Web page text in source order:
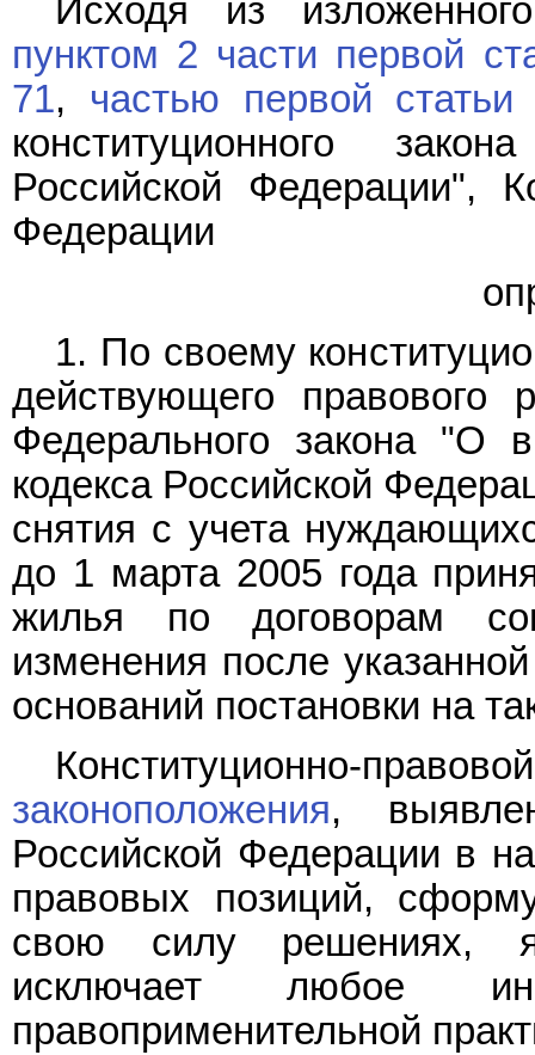
Исходя из
пунктом 2 части первой
71, частью первой статьи
конституционного
Российской Федерации",
Федерации
1. По своему
действующего правового
Федерального закона "О
кодекса Российской
снятия с учета
до 1 марта 2005 года
жилья по договорам
изменения после
оснований постановки на
Конституционно-
законоположения,
Российской Федерации в
правовых позиций,
свою силу решениях,
исключает любое
правоприменительной